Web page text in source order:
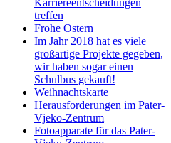
Karriereentscheidungen
treffen
Frohe Ostern
Im Jahr 2018 hat es viele
großartige Projekte gegeben,
wir haben sogar einen
Schulbus gekauft!
Weihnachtskarte
Herausforderungen im Pater-
Vjeko-Zentrum
Fotoapparate für das Pater-